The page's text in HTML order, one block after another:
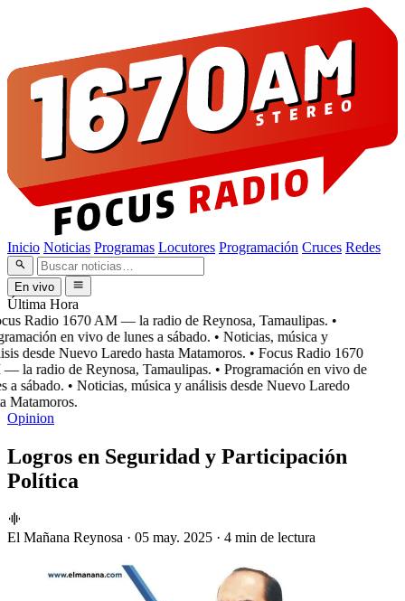
Inicio Noticias Programas Locutores Programación Cruces Redes
En vivo
Última Hora
Radio 1670 AM — la radio de Reynosa, Tamaulipas. •
en vivo de lunes a sábado. • Noticias, música y
desde Nuevo Laredo hasta Matamoros. • Focus Radio 1670
la radio de Reynosa, Tamaulipas. • Programación en vivo de
a sábado. • Noticias, música y análisis desde Nuevo Laredo
Matamoros.
Opinion
Logros en Seguridad y Participación
Política
El Mañana Reynosa · 05 may. 2025 · 4 min de lectura